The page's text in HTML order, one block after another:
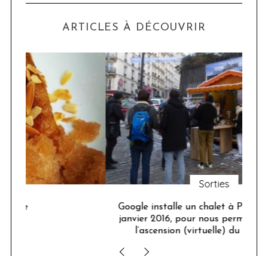
ARTICLES À DÉCOUVRIR
Sorties
Google installe un chalet à Paris du 21 au 24
janvier 2016, pour nous permette de réaliser
l’ascension (virtuelle) du Mont-Blanc